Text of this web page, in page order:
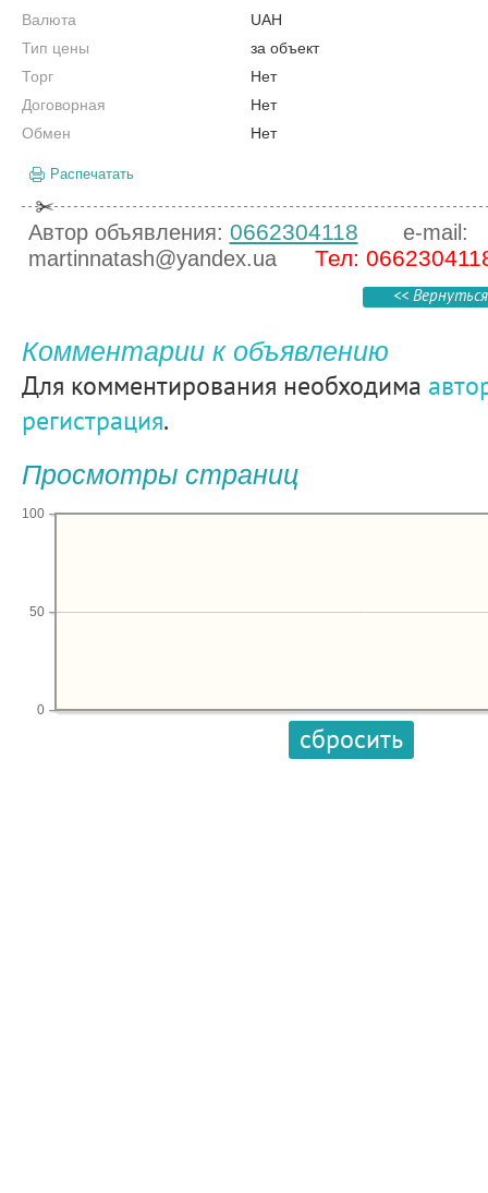
Валюта
UAH
Тип цены
за объект
Торг
Нет
Договорная
Нет
Обмен
Нет
Распечатать
Автор объявления: 0662304118
e-mail:
martinnatash@yandex.ua
Тел:
<<
Комментарии к объявлению
Для комментирования необходима
регистрация.
Просмотры страниц
0
50
100
сбросить